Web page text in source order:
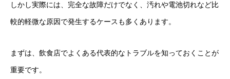
しかし実際には、完全な故障だけでなく、汚れや電池切れなど比
較的軽微な原因で発生するケースも多くあります。
まずは、飲食店でよくある代表的なトラブルを知っておくことが
重要です。